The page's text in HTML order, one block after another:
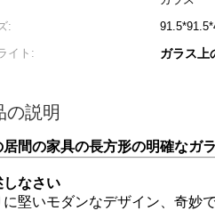
:
イト:
ガラス上
の説明
居間の家具の長方形の明確なガ
しなさい
に堅いモダンなデザイン、奇妙